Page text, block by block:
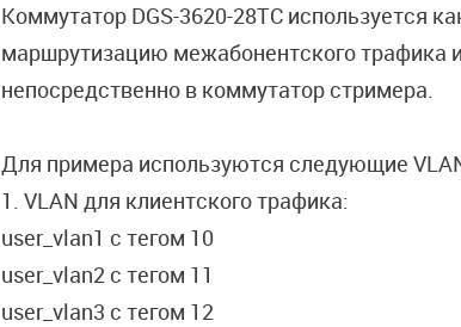
Коммутатор DGS-3620-28TC используется
маршрутизацию межабонентского трафика
непосредственно в коммутатор стримера.
Для примера используются следующие
1. VLAN для клиентского трафика:
user_vlan1 с тегом 10
user_vlan2 с тегом 11
user_vlan3 с тегом 12